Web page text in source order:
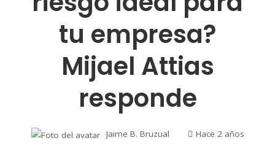
tu empresa?
Mijael Attias
responde
Jaime B. Bruzual Hace 2 años